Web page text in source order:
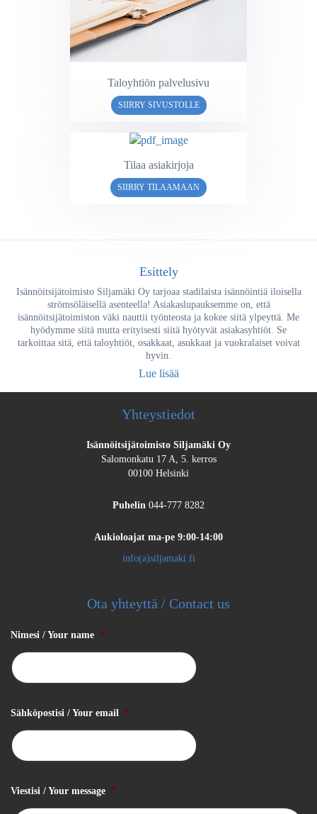
Taloyhtiön palvelusivu
SIIRRY SIVUSTOLLE
Tilaa asiakirjoja
SIIRRY TILAAMAAN
Esittely
Isännöitsijätoimisto Siljamäki Oy tarjoaa stadilaista isännöintiä iloisella
strömsöläisellä asenteella! Asiakaslupauksemme on, että
isännöitsijätoimiston väki nauttii työnteosta ja kokee siitä ylpeyttä. Me
hyödymme siitä mutta erityisesti siitä hyötyvät asiakasyhtiöt. Se
tarkoittaa sitä, että taloyhtiöt, osakkaat, asukkaat ja vuokralaiset voivat
hyvin.
Lue lisää
Yhteystiedot
Isännöitsijätoimisto Siljamäki Oy
Salomonkatu 17 A, 5. kerros
00100 Helsinki
Puhelin 044-777 8282
Aukioloajat ma-pe 9:00-14:00
info(a)siljamaki.fi
Ota yhteyttä / Contact us
Nimesi / Your name *
Sähköpostisi / Your email *
Viestisi / Your message *